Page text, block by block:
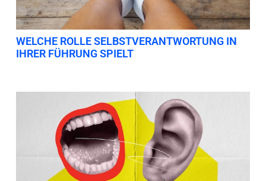
WELCHE ROLLE SELBSTVERANTWORTUNG IN
IHRER FÜHRUNG SPIELT